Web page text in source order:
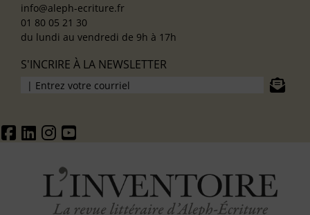
info@aleph-ecriture.fr
01 80 05 21 30
du lundi au vendredi de 9h à 17h
S'INCRIRE À LA NEWSLETTER